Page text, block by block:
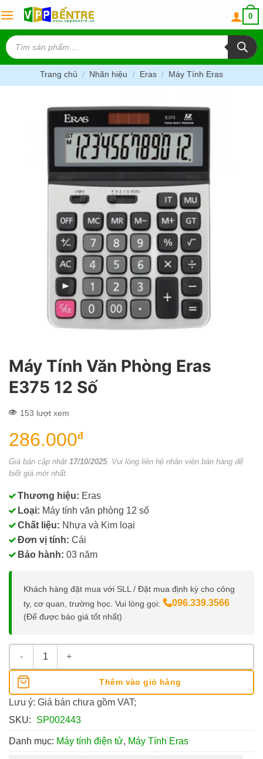
to
content
0
Tìm
kiếm
sản
phẩm
Trang chủ / Nhãn hiệu / Eras / Máy Tính Eras
Máy Tính Văn Phòng Eras
E375 12 Số
153 lượt xem
286.000đ
Giá bán cập nhật 17/10/2025. Vui lòng liên hệ nhân viên bán hàng để
biết giá mới nhất.
Thương hiệu: Eras
Loại: Máy tính văn phòng 12 số
Chất liệu: Nhựa và Kim loại
Đơn vị tính: Cái
Bảo hành: 03 năm
Khách hàng đặt mua với SLL / Đặt mua định kỳ cho công
ty, cơ quan, trường học. Vui lòng gọi:
096.339.3566
(Để được báo giá tốt nhất)
Máy Tính Văn Phòng Eras E375 12 Số số lượng
Thêm vào giỏ hàng
Lưu ý: Giá bán chưa gồm VAT;
SKU:
SP002443
Danh mục: Máy tính điện tử, Máy Tính Eras